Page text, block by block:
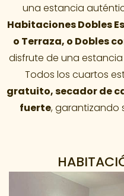
una estancia
Habitaciones Dobles
o Terraza, o Dobles
disfrute de una
Todos los cuartos
gratuito, secador de
fuerte, garantizando